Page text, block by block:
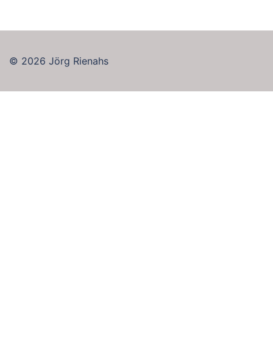
© 2026 Jörg Rienahs